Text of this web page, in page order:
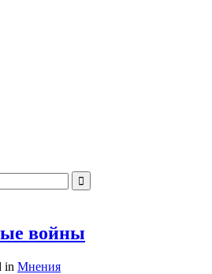
войны
in Мнения